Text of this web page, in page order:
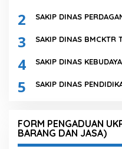
2 SAKIP DINAS
3 SAKIP DINAS BMCKTR
4 SAKIP DINAS
5 SAKIP DINAS
FORM PENGADUAN
BARANG DAN JASA)